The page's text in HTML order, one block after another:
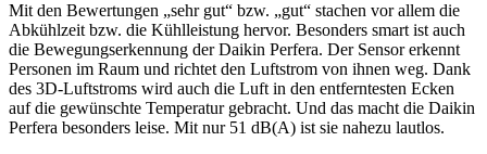
Mit den Bewertungen „sehr gut“ bzw. „gut“ stachen vor allem die
Abkühlzeit bzw. die Kühlleistung hervor. Besonders smart ist auch
die Bewegungserkennung der Daikin Perfera. Der Sensor erkennt
Personen im Raum und richtet den Luftstrom von ihnen weg. Dank
des 3D-Luftstroms wird auch die Luft in den entferntesten Ecken
auf die gewünschte Temperatur gebracht. Und das macht die Daikin
Perfera besonders leise. Mit nur 51 dB(A) ist sie nahezu lautlos.